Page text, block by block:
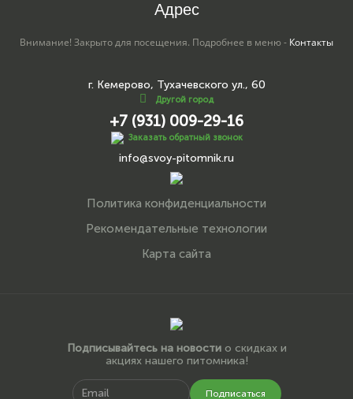
Адрес
Внимание! Закрыто для посещения. Подробнее в меню - Контакты
г. Кемерово, Тухачевского ул., 60
Другой город
+7 (931) 009-29-16
Заказать обратный звонок
info@svoy-pitomnik.ru
Политика конфиденциальности
Рекомендательные технологии
Карта сайта
Подписывайтесь на новостио скидках и
акциях нашего питомника!
Подписаться